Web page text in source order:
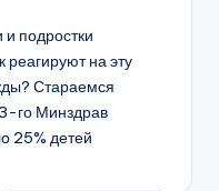
подростки
реагируют на эту
Стараемся
го Минздрав
25% детей